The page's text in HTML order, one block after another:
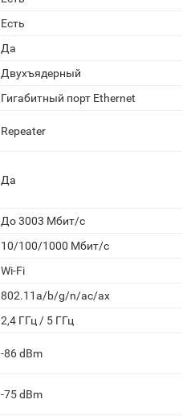
Есть
Да
Двухъядерный
Гигабитный порт Ethernet
Repeater
Да
До 3003 Мбит/с
10/100/1000 Мбит/с
Wi-Fi
802.11a/b/g/n/ac/ax
2,4 ГГц / 5 ГГц
-86 dBm
-75 dBm